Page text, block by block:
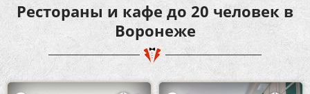
Рестораны и кафе до 20 человек в
Воронеже